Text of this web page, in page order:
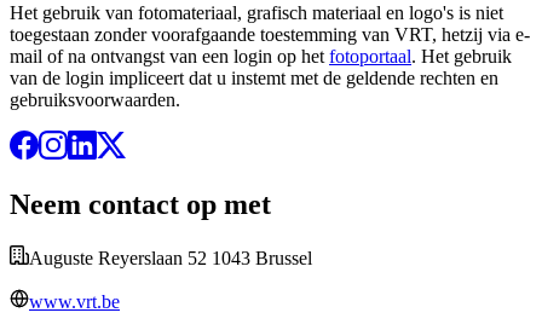
Het gebruik van fotomateriaal, grafisch materiaal en logo's is niet
toegestaan zonder voorafgaande toestemming van VRT, hetzij via e-
mail of na ontvangst van een login op het fotoportaal. Het gebruik
van de login impliceert dat u instemt met de geldende rechten en
gebruiksvoorwaarden.
Neem contact op met
Auguste Reyerslaan 52 1043 Brussel
www.vrt.be